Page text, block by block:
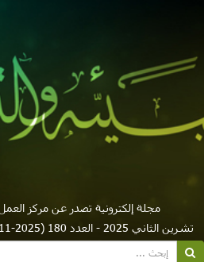
مجلة إلكترونية تصدر عن مركز
تشرين الثاني 2025 - العدد 180 (2025-11-01)